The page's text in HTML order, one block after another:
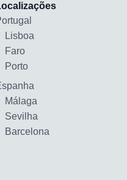
Lisboa
Faro
Porto
Málaga
Sevilha
Barcelona